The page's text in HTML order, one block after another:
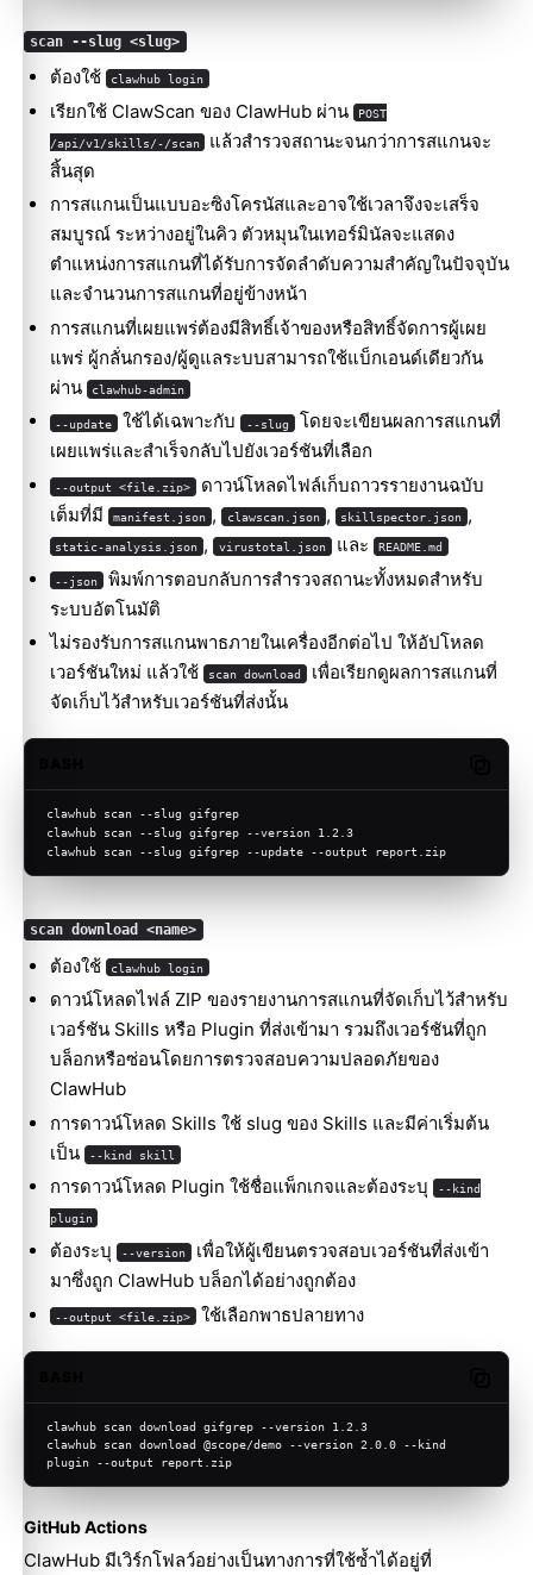
scan --slug <slug>
ต้องใช้ clawhub login
เรียกใช้ ClawScan ของ ClawHub ผ่าน POST
/api/v1/skills/-/scan
แล้วสำรวจสถานะจนกว่าการสแกนจะ
สิ้นสุด
การสแกนเป็นแบบอะซิงโครนัสและอาจใช้เวลาจึงจะเสร็จ
สมบูรณ์ ระหว่างอยู่ในคิว ตัวหมุนในเทอร์มินัลจะแสดง
ตำแหน่งการสแกนที่ได้รับการจัดลำดับความสำคัญในปัจจุบัน
และจำนวนการสแกนที่อยู่ข้างหน้า
การสแกนที่เผยแพร่ต้องมีสิทธิ์เจ้าของหรือสิทธิ์จัดการผู้เผย
แพร่ ผู้กลั่นกรอง/ผู้ดูแลระบบสามารถใช้แบ็กเอนด์เดียวกัน
ผ่าน
clawhub-admin
--update ใช้ได้เฉพาะกับ --slug โดยจะเขียนผลการสแกนที่
เผยแพร่และสำเร็จกลับไปยังเวอร์ชันที่เลือก
--output <file.zip>
ดาวน์โหลดไฟล์เก็บถาวรรายงานฉบับ
เต็มที่มี
manifest.json , clawscan.json , skillspector.json ,
static-analysis.json , virustotal.json และ README.md
--json
พิมพ์การตอบกลับการสำรวจสถานะทั้งหมดสำหรับ
ระบบอัตโนมัติ
ไม่รองรับการสแกนพาธภายในเครื่องอีกต่อไป ให้อัปโหลด
เวอร์ชันใหม่ แล้วใช้
scan download
เพื่อเรียกดูผลการสแกนที่
จัดเก็บไว้สำหรับเวอร์ชันที่ส่งนั้น
clawhub scan --slug gifgrep
clawhub scan --slug gifgrep --version 1.2.3
clawhub scan --slug gifgrep --update --output report.zip
scan download <name>
ต้องใช้ clawhub login
ดาวน์โหลดไฟล์ ZIP ของรายงานการสแกนที่จัดเก็บไว้สำหรับ
เวอร์ชัน Skills หรือ Plugin ที่ส่งเข้ามา รวมถึงเวอร์ชันที่ถูก
บล็อกหรือซ่อนโดยการตรวจสอบความปลอดภัยของ
ClawHub
การดาวน์โหลด Skills ใช้ slug ของ Skills และมีค่าเริ่มต้น
เป็น
--kind skill
การดาวน์โหลด Plugin ใช้ชื่อแพ็กเกจและต้องระบุ --kind
plugin
ต้องระบุ --version
เพื่อให้ผู้เขียนตรวจสอบเวอร์ชันที่ส่งเข้า
มาซึ่งถูก ClawHub บล็อกได้อย่างถูกต้อง
--output <file.zip> ใช้เลือกพาธปลายทาง
clawhub scan download gifgrep --version 1.2.3
clawhub scan download @scope/demo --version 2.0.0 --kind
plugin --output report.zip
GitHub Actions
ClawHub มีเวิร์กโฟลว์อย่างเป็นทางการที่ใช้ซ้ำได้อยู่ที่